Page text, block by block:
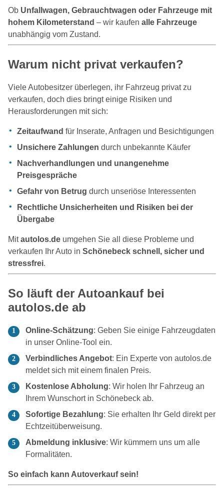
Ob Unfallwagen, Gebrauchtwagen oder Fahrzeuge mit
hohem Kilometerstand – wir kaufen alle Fahrzeuge
unabhängig vom Zustand.
Warum nicht privat verkaufen?
Viele Autobesitzer überlegen, ihr Fahrzeug privat zu
verkaufen, doch dies bringt einige Risiken und
Herausforderungen mit sich:
Zeitaufwand für Inserate, Anfragen und Besichtigungen
Unsichere Zahlungen durch unbekannte Käufer
Nachverhandlungen und unangenehme
Preisgespräche
Gefahr von Betrug durch unseriöse Interessenten
Rechtliche Unsicherheiten und Risiken bei der
Übergabe
Mitautolos.de umgehen Sie all diese Probleme und
verkaufen Ihr Auto in Schönebeck schnell, sicher und
stressfrei.
So läuft der Autoankauf bei
autolos.de ab
Online-Schätzung: Geben Sie einige Fahrzeugdaten
in unser Online-Tool ein.
Verbindliches Angebot: Ein Experte von autolos.de
meldet sich mit einem finalen Preis.
Kostenlose Abholung: Wir holen Ihr Fahrzeug an
Ihrem Wunschort in Schönebeck ab.
Sofortige Bezahlung: Sie erhalten Ihr Geld direkt per
Echtzeitüberweisung.
Abmeldung inklusive: Wir kümmern uns um alle
Formalitäten.
So einfach kann Autoverkauf sein!